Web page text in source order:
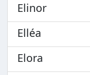
Elinor
Elléa
Elora